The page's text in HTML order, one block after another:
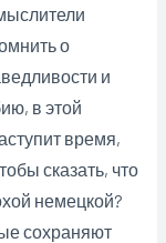
о
и
в этой
время,
сказать, что
немецкой?
сохраняют